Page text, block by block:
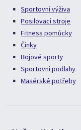
Sportovní výživa
Posilovací stroje
Fitness pomůcky
Činky
Bojové sporty
Sportovní podlahy
Masérské potřeby